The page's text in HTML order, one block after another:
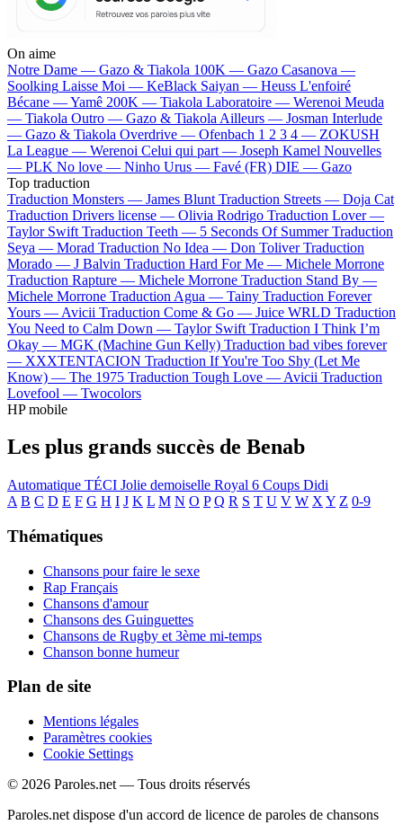
On aime
Notre Dame — Gazo & Tiakola 100K — Gazo Casanova —
Soolking Laisse Moi — KeBlack Saiyan — Heuss L'enfoiré
Bécane —Yamê 200K — Tiakola Laboratoire — Werenoi Meuda
— Tiakola Outro — Gazo & Tiakola Ailleurs — Josman Interlude
— Gazo & Tiakola Overdrive — Ofenbach 1 2 3 4 — ZOKUSH
La League — Werenoi Celui qui part — Joseph Kamel Nouvelles
— PLK No love — Ninho Urus — Favé (FR) DIE — Gazo
Top traduction
Traduction Monsters — James Blunt Traduction Streets — Doja Cat
Traduction Drivers license — Olivia Rodrigo Traduction Lover —
Taylor Swift Traduction Teeth — 5 Seconds Of Summer Traduction
Seya — Morad Traduction No Idea — Don Toliver Traduction
Morado — J Balvin Traduction Hard For Me — Michele Morrone
Traduction Rapture — Michele Morrone Traduction Stand By —
Michele Morrone Traduction Agua — Tainy Traduction Forever
Yours — Avicii Traduction Come & Go — Juice WRLD Traduction
You Need to Calm Down — Taylor Swift Traduction I Think I’m
Okay — MGK (Machine Gun Kelly) Traduction bad vibes forever
— XXXTENTACION Traduction If You're Too Shy (Let Me
Know) — The 1975 Traduction Tough Love — Avicii Traduction
Lovefool — Twocolors
HP mobile
Les plus grands succès de Benab
Automatique TÉCI Jolie demoiselle Royal 6 Coups Didi
A B C D E F G H I J K L M N O P Q R S T U V W X Y Z 0-9
Thématiques
Chansons pour faire le sexe
Rap Français
Chansons d'amour
Chansons des Guinguettes
Chansons de Rugby et 3ème mi-temps
Chanson bonne humeur
Plan de site
Mentions légales
Paramètres cookies
Cookie Settings
© 2026 Paroles.net — Tous droits réservés
Paroles.net dispose d'un accord de licence de paroles de chansons